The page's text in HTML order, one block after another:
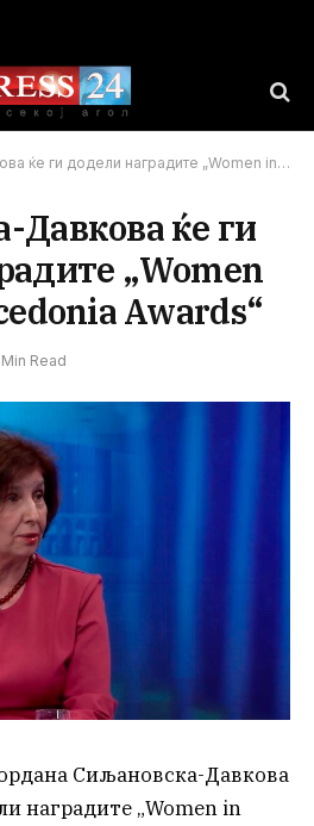
наградите „Women in Tech® Macedonia Awards“
Давкова ќе ги
„Women
Awards“
Min Read
Сиљановска-Давкова
наградите „Women in